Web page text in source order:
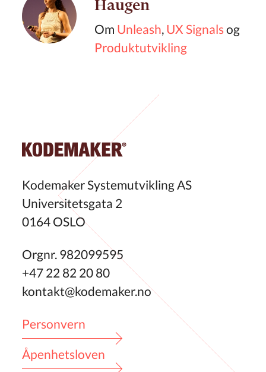
Haugen
Om Unleash, UX Signalsog
Produktutvikling
Kodemaker Systemutvikling AS
Universitetsgata 2
0164 OSLO
Orgnr. 982099595
+47 22 82 20 80
kontakt@kodemaker.no
Personvern
Åpenhetsloven